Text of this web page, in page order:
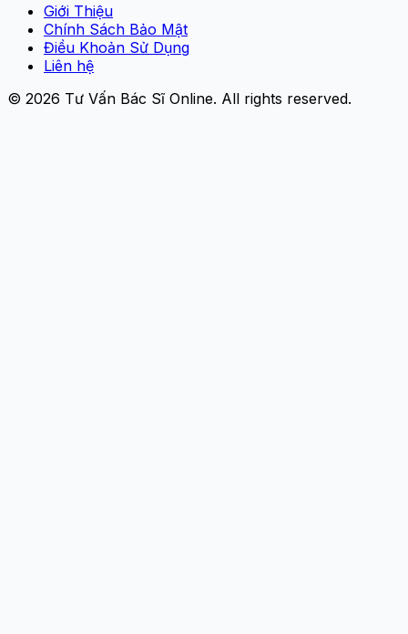
Giới Thiệu
Chính Sách Bảo Mật
Điều Khoản Sử Dụng
Liên hệ
© 2026 Tư Vấn Bác Sĩ Online. All rights reserved.